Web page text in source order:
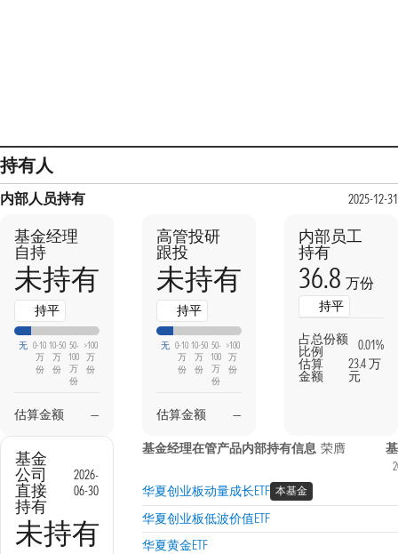
持有人
内部人员持有 2025-12-31
基金经理
自持
未持有
持平
无 0-10
万
份
10-50
万
份
50-
100
万
份
>100
万
份
估算金额 —
高管投研
跟投
未持有
持平
无 0-10
万
份
10-50
万
份
50-
100
万
份
>100
万
份
估算金额 —
内部员工
持有
36.8 万份
持平
占总份额
比例
0.01%
估算
金额
23.4 万
元
基金
公司
直接
持有
2026-
06-30
未持有
基金经理在管产品内部持有信息 荣膺
华夏创业板动量成长ETF 本基金
华夏创业板低波价值ETF
华夏黄金ETF